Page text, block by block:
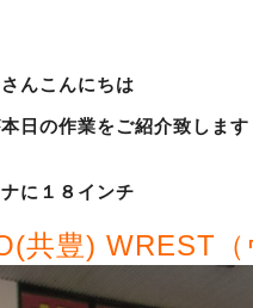
んこんにちは
日の作業をご紹介致します
に１８インチ
共豊) WREST